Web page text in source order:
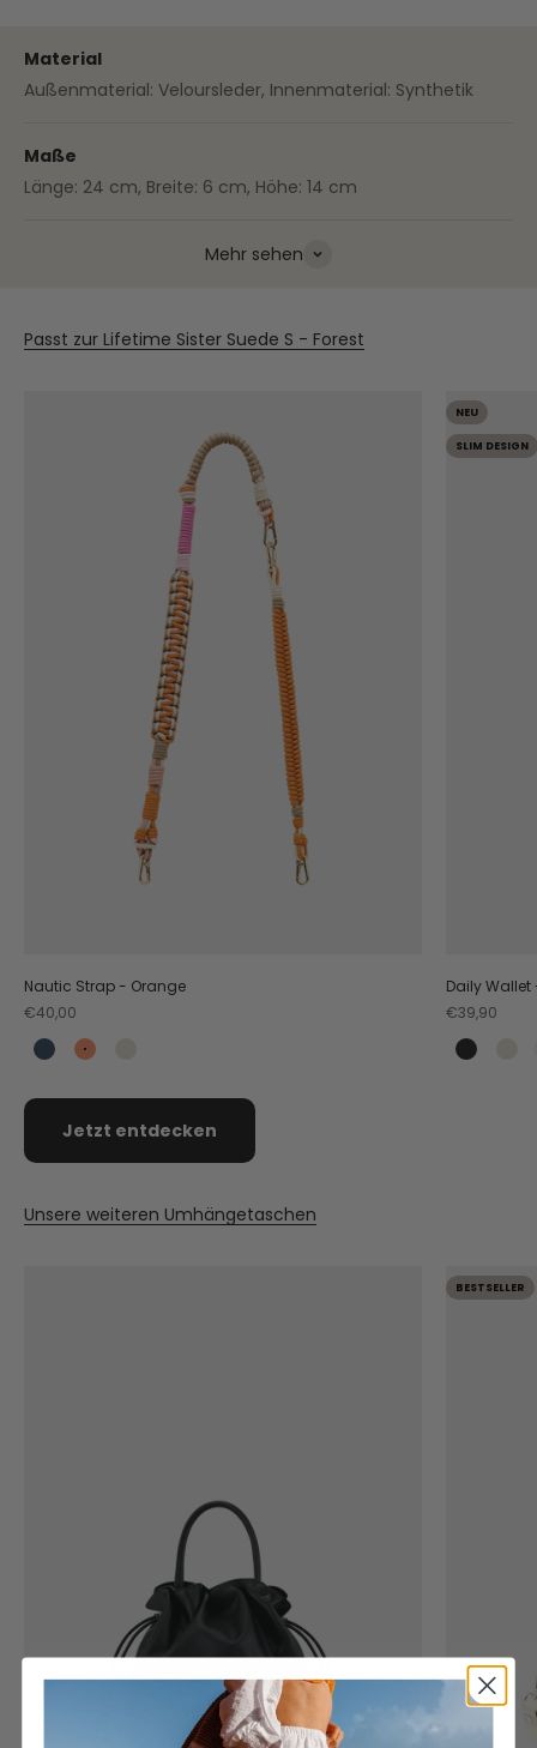
Material
Außenmaterial: Veloursleder, Innenmaterial: Synthetik
Maße
Länge: 24 cm, Breite: 6 cm, Höhe: 14 cm
Mehr sehen
Passt zur Lifetime Sister Suede S - Forest
Nautic Strap - Orange
Angebot
€40,00
Teal Orange
NEU
SLIM DESIGN
Daily Wallet
Angebot
€39,90
Black
Jetzt entdecken
Unsere weiteren Umhängetaschen
BESTSELLER